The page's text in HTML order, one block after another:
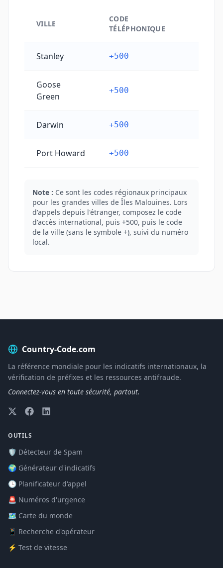
VILLE
CODE
TÉLÉPHONIQUE
Stanley +500
Goose
Green
+500
Darwin +500
Port Howard +500
Note : Ce sont les codes régionaux principaux
pour les grandes villes de Îles Malouines. Lors
d'appels depuis l'étranger, composez le code
d'accès international, puis +500, puis le code
de la ville (sans le symbole +), suivi du numéro
local.
Country-Code.com
La référence mondiale pour les indicatifs internationaux, la
vérification de préfixes et les ressources antifraude.
Connectez-vous en toute sécurité, partout.
OUTILS
🛡️ Détecteur de Spam
🌍 Générateur d'indicatifs
🕒 Planificateur d'appel
🚨 Numéros d'urgence
🗺️ Carte du monde
📱 Recherche d'opérateur
⚡ Test de vitesse